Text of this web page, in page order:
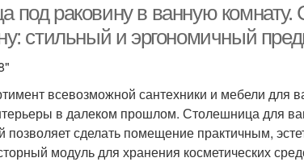
под раковину в ванную
стильный и эргономичный
всевозможной сантехники и мебели для
в далеком прошлом. Столешница для
позволяет сделать помещение практичным,
модуль для хранения косметических